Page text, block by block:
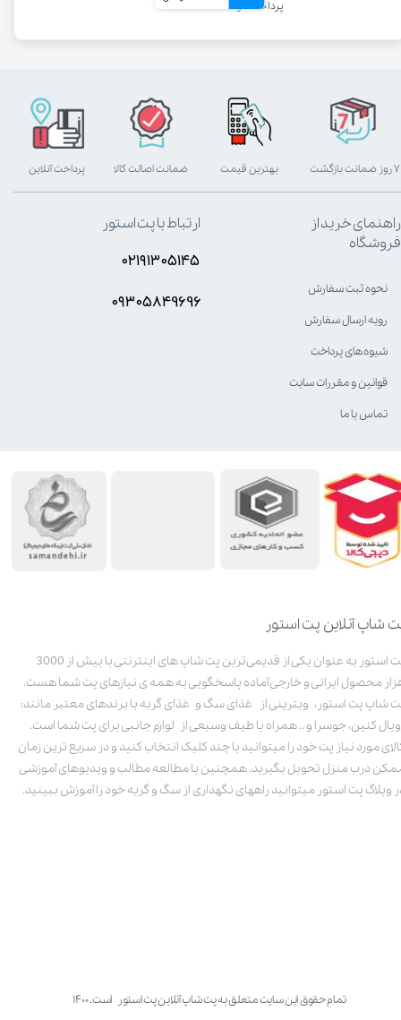
شاپ آنلاین پت استور
پت استور به عنوان یکی از قدیمی‌ترین پت شاپ های اینترنتی با بیش از 3000
محصول ایرانی و خارجی آماده پاسخگویی به همه ی نیازهای پت شما هست.
شاپ پت استور، ویترینی از غذای سگ و غذای گربه با برندهای معتبر مانند:
کنین، جوسرا و .. همراه با طیف وسیعی از لوازم جانبی برای پت شما است.
مورد نیاز پت خود را میتوانید با چند کلیک انتخاب کنید و در سریع ترین زمان
درب منزل تحویل بگیرید. همچنین با مطالعه مطالب و ویدیوهای آموزشی
وبلاگ پت استور میتوانید راههای نگهداری از سگ و گربه خود را آموزش ببینید.
تمام حقوق این سایت متعلق به پت شاپ آنلاین پت استور است. ۱۴۰۰
بهترین قیمت پرداخت آنلاین ۷ روز ضمانت بازگشت ضمانت اصالت کالا
راهنمای خرید از
فروشگاه
نحوه ثبت سفارش
رویه ارسال سفارش
شیوه‌های پرداخت
قوانین و مقررات سایت
تماس با ما
ارتباط با پت استور
۰۲۱۹۱۳۰۵۱۴۵
۰۹۳۰۵8۴9696